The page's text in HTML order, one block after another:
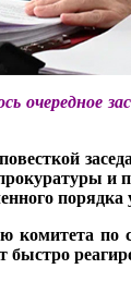
очередное
и
комитета по
быстро